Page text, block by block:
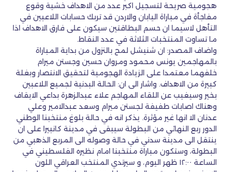
هجومية صريحة لتسجيل اكبر عدد من الاهداف خشية وقوع
مفاجأة في مباراة اليابان والاردن قد تربك حسابات اللاعبين في
التأهل لاسيما ان حسم البطاقتين سيكون على فارق الاهداف اذا
ما تساوت المنتخبات الثلاثة في عدد النقاط.
واضاف المصدر: ان شنيشل لمح بالنزول من بداية المباراة
بالمهاجمين يونس محمود ومروان حسين وجستن ميرام
خلفهما معتمدا على الزيادة الهجومية لتحقيق الانتصار وبغلة
كبيرة من الاهداف. واشار الى ان: الحالة البدنية لجميع اللاعبين
بخير وسيغيب عن اللقاء المهاجم علاء عبدالزهرة بداعي الايقاف
وهناك اصابات طفيفة لجستن ميرام وسعد عبدالامير وعلي
عدنان الا انها غير مؤثرة. يذكر انه في حالة بلوغ منتخبنا الوطني
الدور ربع النهائي من البطولة سيبقى في مدينة كانبيرا على ان
ينتقل الى مدينة سدني في حالة وصوله الى المربع الذهبي من
البطولة، وستكون مباراة منتخبنا امام نظيره الفلسطيني في
الساعة ١٢:٠٠ ظهر اليوم، و سيرتدي المنتخب العراقي اللون